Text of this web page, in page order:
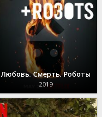
Любовь. Смерть. Роботы
2019